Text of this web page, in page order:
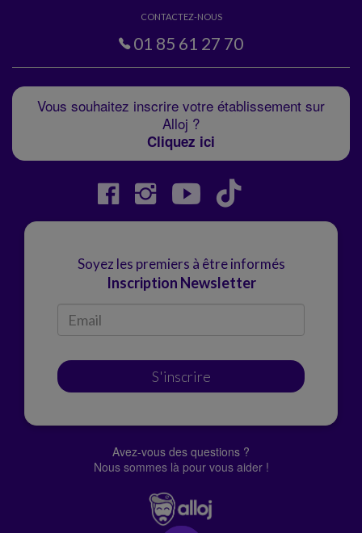
CONTACTEZ-NOUS
01 85 61 27 70
Vous souhaitez inscrire votre établissement sur
Alloj ?
Cliquez ici
Soyez les premiers à être informés
Inscription Newsletter
S'inscrire
Avez-vous des questions ?
Nous sommes là pour vous aider !